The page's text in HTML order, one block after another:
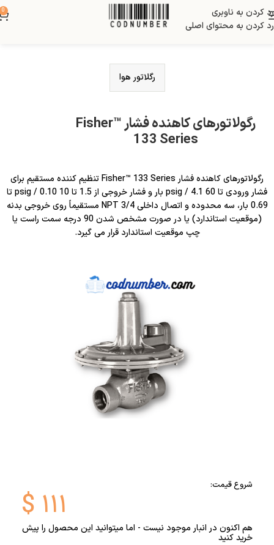
رد کردن به ناوبری
رد کردن به محتوای اصلی
0
رگلاتور هوا
رگولاتورهای کاهنده فشار Fisher™
133 Series
رگولاتورهای کاهنده فشار Fisher™ 133 Series تنظیم کننده مستقیم برای
فشار ورودی تا 60 psig / 4.1 بار و فشار خروجی از 1.5 تا 10 psig / 0.10 تا
0.69 بار، سه محدوده و اتصال داخلی 3/4 NPT مستقیماً روی خروجی بدنه
(موقعیت استاندارد) یا در صورت مشخص شدن 90 درجه سمت راست یا
چپ موقعیت استاندارد قرار می گیرد.
شروع قیمت:
$ ۱۱۱
هم اکنون در انبار موجود نیست - اما میتوانید این محصول را پیش
خرید کنید